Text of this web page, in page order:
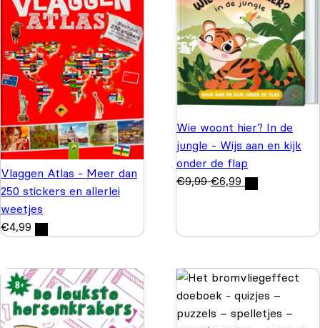
Vlaggen Atlas - Meer dan
250 stickers en allerlei
weetjes
€4,99
Wie woont hier? In de
jungle - Wijs aan en kijk
onder de flap
€9,99 €6,99